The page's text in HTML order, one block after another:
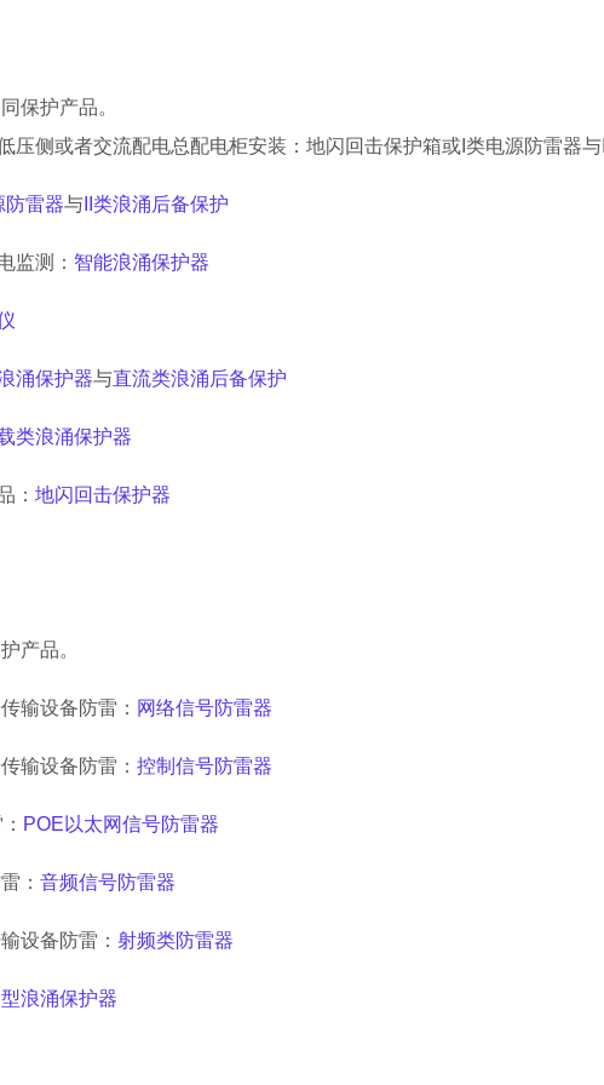
同保护产品。
压侧或者交流配电总配电柜安装：地闪回击保护箱或 I类电源防雷器
防雷器与 II类浪涌后备保护
监测： 智能浪涌保护器
涌保护器与直流类浪涌后备保护
类浪涌保护器
：地闪回击保护器
产品。
输设备防雷： 网络信号防雷器
输设备防雷：控制信号防雷器
POE以太网信号防雷器
：音频信号防雷器
设备防雷： 射频类防雷器
浪涌保护器